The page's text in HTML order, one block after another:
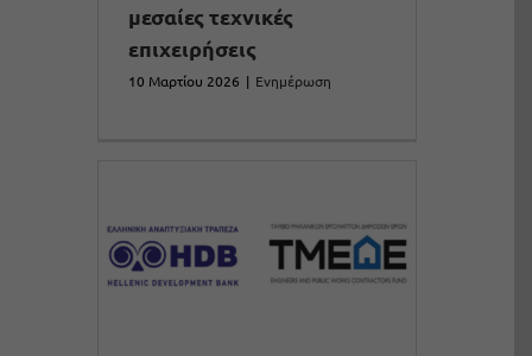
μεσαίες τεχνικές
επιχειρήσεις
10 Μαρτίου 2026 | Ενημέρωση